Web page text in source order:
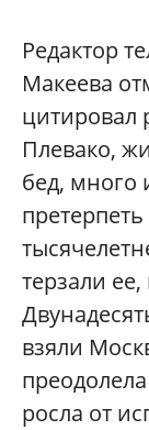
Редактор
Макеева
цитировал
Плевако,
бед, много
терзали
взяли
росла от